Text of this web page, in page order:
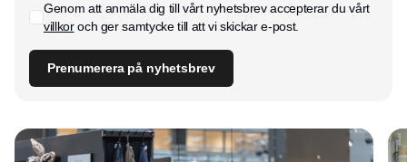
Genom att anmäla dig till vårt nyhetsbrev accepterar du vårt
villkoroch ger samtycke till att vi skickar e-post.
Prenumerera på nyhetsbrev